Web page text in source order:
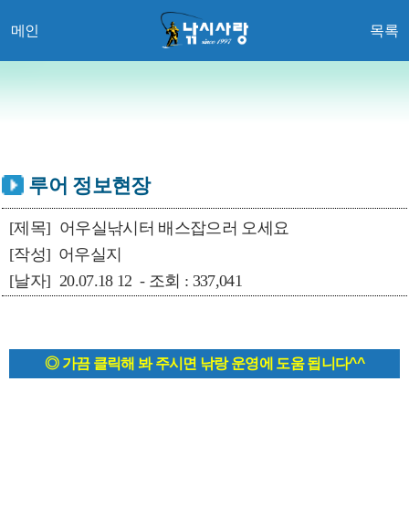
메인 목록
루어 정보현장
[제목] 어우실낚시터 배스잡으러 오세요
[작성] 어우실지
[날자] 20.07.18 12 - 조회 : 337,041
◎ 가끔 클릭해 봐 주시면 낚랑 운영에 도움 됩니다^^